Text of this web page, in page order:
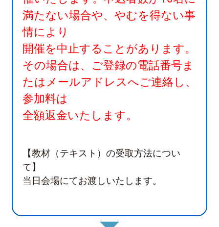
満たない場合や、やむを得ない事
情により
開催を中止することがあります。
その場合は、ご登録の電話番号ま
たはメールアドレスへご連絡し、
参加料は
全額返金いたします。
【教材（テキスト）の受取方法につい
て】
当日会場にてお渡しいたします。